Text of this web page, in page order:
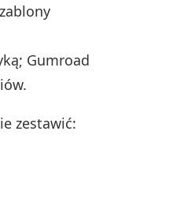
Gumroad
zestawić: